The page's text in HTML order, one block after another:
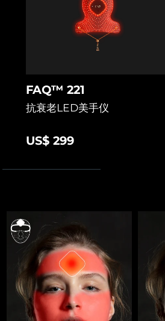
FAQ™ 221
抗衰老LED美手仪
US$ 299